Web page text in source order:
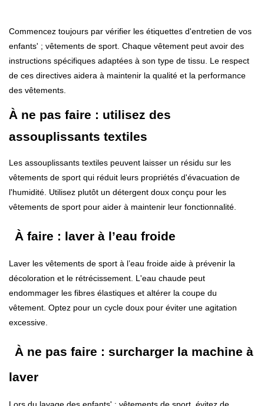
Commencez toujours par vérifier les étiquettes d'entretien de vos
enfants' ; vêtements de sport. Chaque vêtement peut avoir des
instructions spécifiques adaptées à son type de tissu. Le respect
de ces directives aidera à maintenir la qualité et la performance
des vêtements.
À ne pas faire : utilisez des
assouplissants textiles
Les assouplissants textiles peuvent laisser un résidu sur les
vêtements de sport qui réduit leurs propriétés d'évacuation de
l'humidité. Utilisez plutôt un détergent doux conçu pour les
vêtements de sport pour aider à maintenir leur fonctionnalité.
À faire : laver à l’eau froide
Laver les vêtements de sport à l’eau froide aide à prévenir la
décoloration et le rétrécissement. L'eau chaude peut
endommager les fibres élastiques et altérer la coupe du
vêtement. Optez pour un cycle doux pour éviter une agitation
excessive.
À ne pas faire : surcharger la machine à
laver